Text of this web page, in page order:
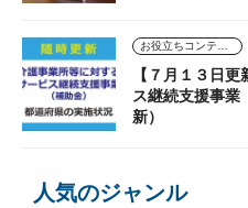
お役立ちコンテンツ
【７月１３日
ス継続支援事
新）
人気のジャンル